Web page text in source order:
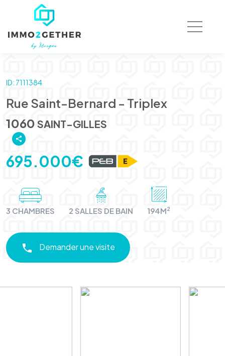
ID: 7111384
Rue Saint-Bernard - Triplex
1060 SAINT-GILLES
695.000€
3 CHAMBRES 2 SALLES DE BAIN 194M2
Demander une visite